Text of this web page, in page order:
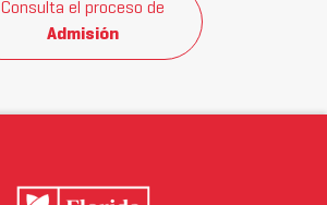
Consulta el proceso de
Admisión